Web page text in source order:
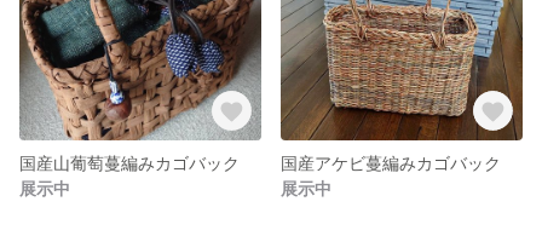
国産山葡萄蔓編みカゴバック
展示中
国産アケビ蔓編みカゴバック
展示中